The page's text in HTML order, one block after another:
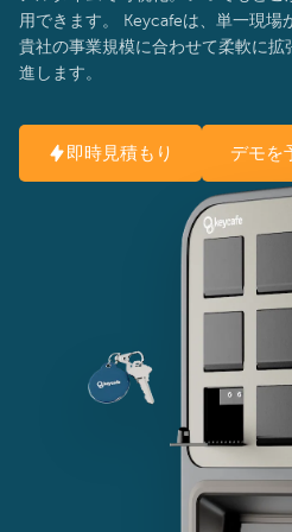
用できます。 Keycafeは、単一現場
貴社の事業規模に合わせて柔軟に拡
進します。
即時見積もり デモを